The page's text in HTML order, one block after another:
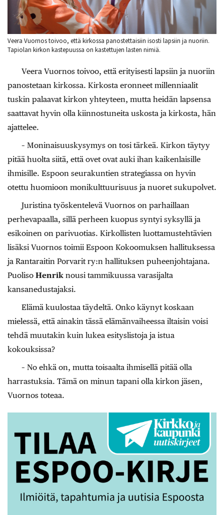
Veera Vuornos toivoo, että kirkossa panostettaisiin isosti lapsiin ja nuoriin.
Tapiolan kirkon kastepuussa on kastettujen lasten nimiä.
Veera Vuornos toivoo, että erityisesti lapsiin ja nuoriin
panostetaan kirkossa. Kirkosta eronneet millenniaalit
tuskin palaavat kirkon yhteyteen, mutta heidän lapsensa
saattavat hyvin olla kiinnostuneita uskosta ja kirkosta, hän
ajattelee.
– Moninaisuuskysymys on tosi tärkeä. Kirkon täytyy
pitää huolta siitä, että ovet ovat auki ihan kaikenlaisille
ihmisille. Espoon seurakuntien strategiassa on hyvin
otettu huomioon monikulttuurisuus ja nuoret sukupolvet.
Juristina työskentelevä Vuornos on parhaillaan
perhevapaalla, sillä perheen kuopus syntyi syksyllä ja
esikoinen on parivuotias. Kirkollisten luottamustehtävien
lisäksi Vuornos toimii Espoon Kokoomuksen hallituksessa
ja Rantaraitin Porvarit ry:n hallituksen puheenjohtajana.
Puoliso Henrik nousi tammikuussa varasijalta
kansanedustajaksi.
Elämä kuulostaa täydeltä. Onko käynyt koskaan
mielessä, että ainakin tässä elämänvaiheessa iltaisin voisi
tehdä muutakin kuin lukea esityslistoja ja istua
kokouksissa?
– No ehkä on, mutta toisaalta ihmisellä pitää olla
harrastuksia. Tämä on minun tapani olla kirkon jäsen,
Vuornos toteaa.